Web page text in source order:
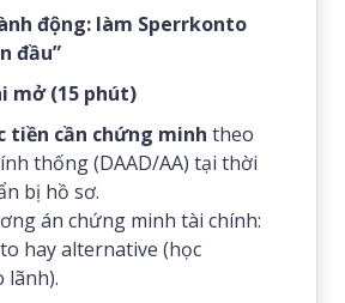
động: làm Sperrkonto
đầu”
mở (15 phút)
tiền cần chứng minh theo
thống (DAAD/AA) tại thời
bị hồ sơ.
án chứng minh tài chính:
hay alternative (học
lãnh).